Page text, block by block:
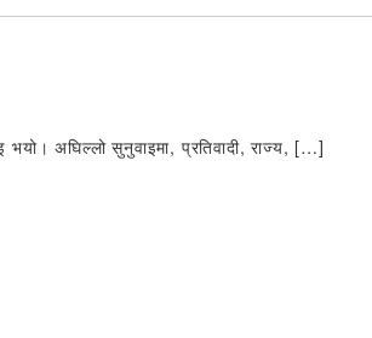
भयो। अघिल्लो सुनुवाइमा, प्रतिवादी, राज्य, […]